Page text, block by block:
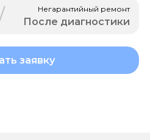
Негарантийный ремонт
После диагностики
заявку